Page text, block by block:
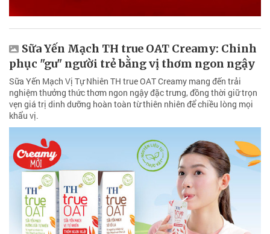
Sữa Yến Mạch TH true OAT Creamy: Chinh
phục "gu" người trẻ bằng vị thơm ngon ngậy
Sữa Yến Mạch Vị Tự Nhiên TH true OAT Creamy mang đến trải
nghiệm thưởng thức thơm ngon ngậy đặc trưng, đồng thời giữ trọn
vẹn giá trị dinh dưỡng hoàn toàn từ thiên nhiên để chiều lòng mọi
khẩu vị.